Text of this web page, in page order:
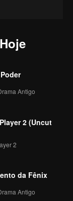
Antigo
2 (Uncut
2
da Fênix
Antigo